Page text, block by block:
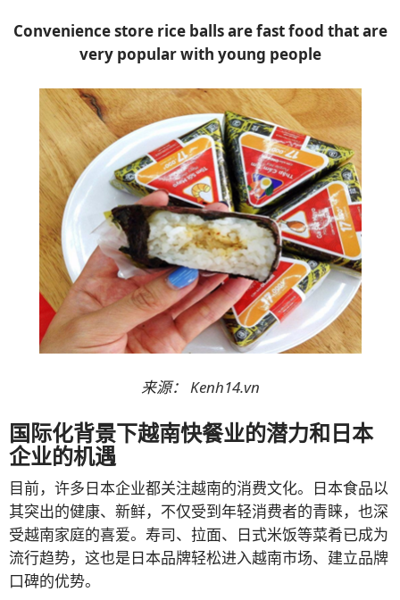
Convenience store rice balls are fast food that are
very popular with young people
来源： Kenh14.vn
国际化背景下越南快餐业的潜力和日本
企业的机遇
目前，许多日本企业都关注越南的消费文化。日本食品以
其突出的健康、新鲜，不仅受到年轻消费者的青睐，也深
受越南家庭的喜爱。寿司、拉面、日式米饭等菜肴已成为
流行趋势，这也是日本品牌轻松进入越南市场、建立品牌
口碑的优势。